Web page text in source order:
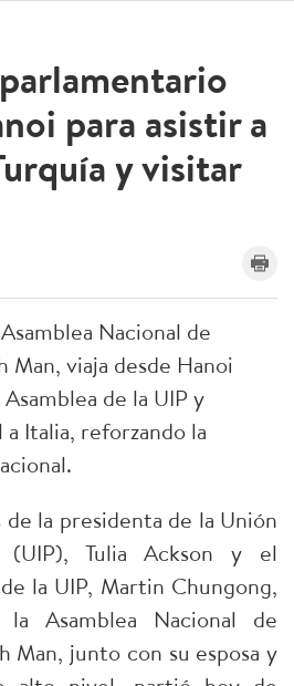
para asistir a
y visitar
Nacional de
Man, viaja desde Hanoi
Asamblea de la UIP y
Italia, reforzando la
la presidenta de la Unión
(UIP), Tulia Ackson y el
la UIP, Martin Chungong,
Asamblea Nacional de
Man, junto con su esposa y